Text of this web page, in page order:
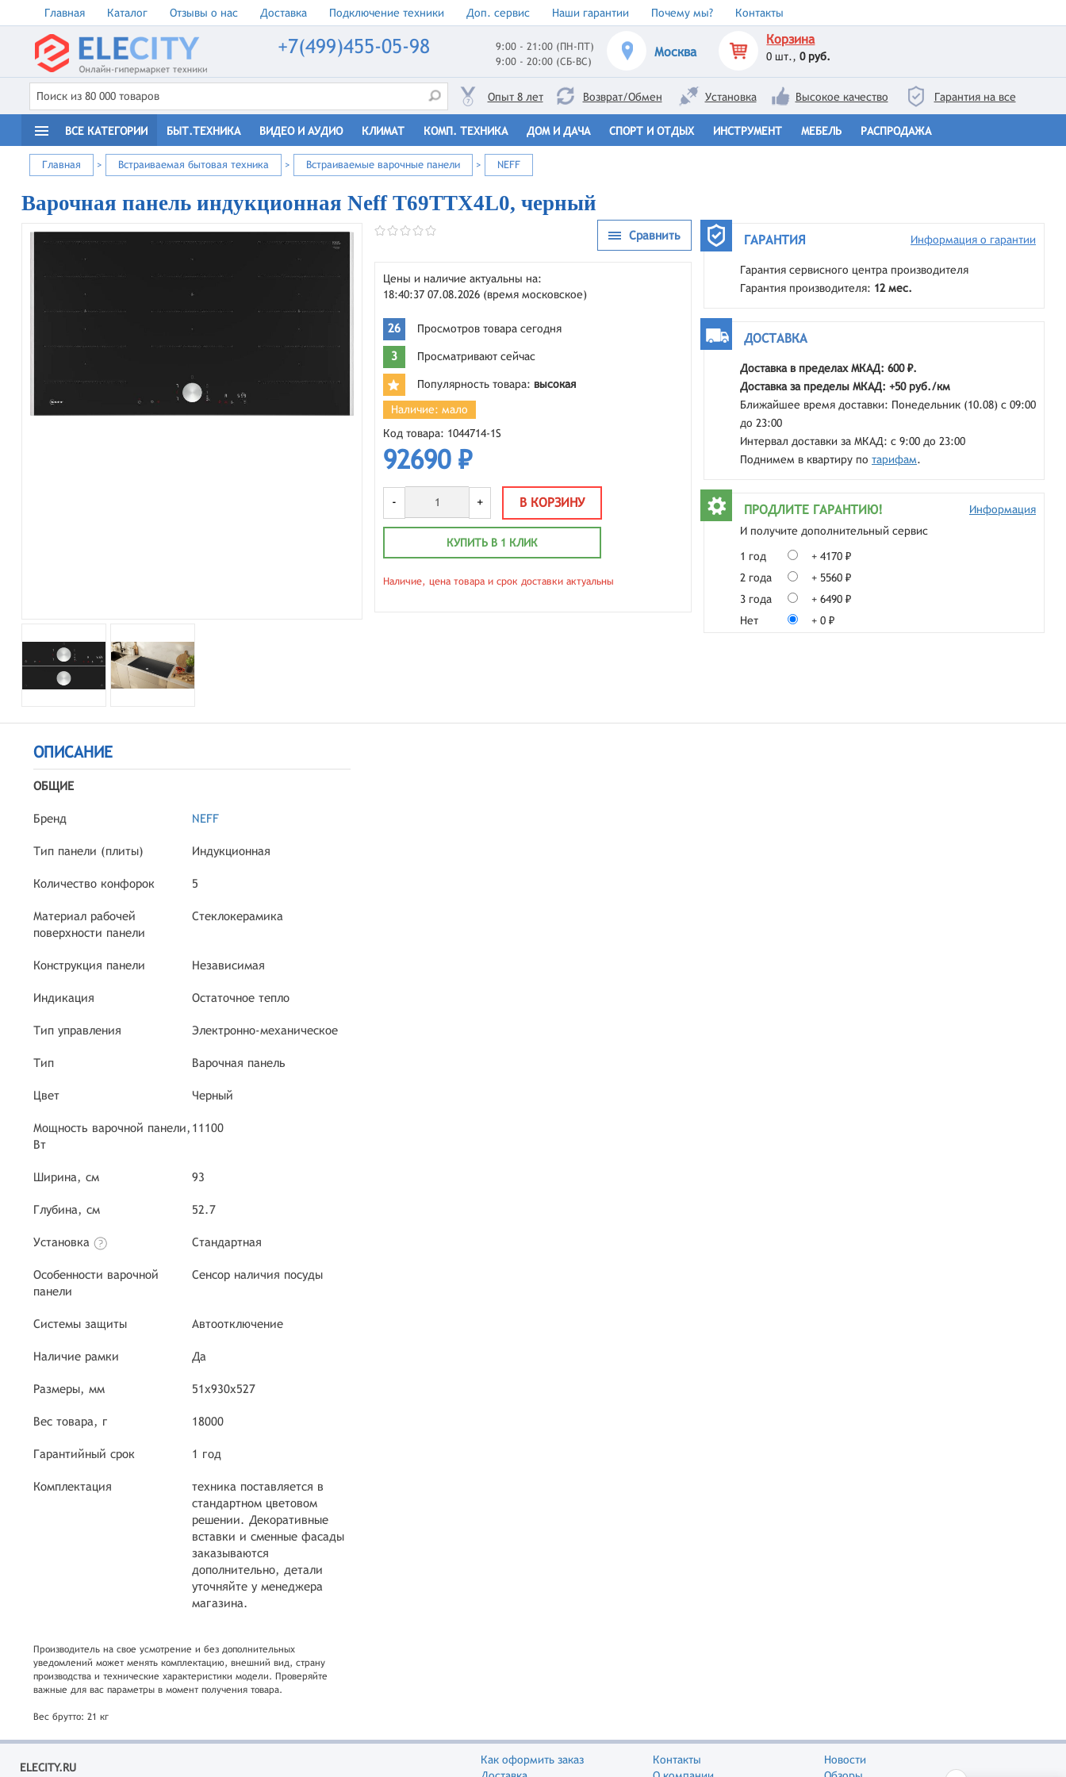
Главная Каталог Отзывы о нас Доставка Подключение техники Доп. сервис Наши гарантии Почему мы? Контакты
+7(499)455-05-98
9:00 - 21:00 (ПН-ПТ)
9:00 - 20:00 (СБ-ВС)
Москва
Корзина
0 шт.,0 руб.
Опыт 8 лет Возврат/Обмен Установка Высокое качество Гарантия на все
ВСЕ КАТЕГОРИИ БЫТ.ТЕХНИКА ВИДЕО И АУДИО КЛИМАТ КОМП. ТЕХНИКА ДОМ И ДАЧА СПОРТ И ОТДЫХ ИНСТРУМЕНТ МЕБЕЛЬ РАСПРОДАЖА
Главная > Встраиваемая бытовая техника > Встраиваемые варочные панели > NEFF
Варочная панель индукционная Neff T69TTX4L0, черный
Сравнить
Цены и наличие актуальны на:
18:40:37 07.08.2026 (время московское)
26 Просмотров товара сегодня
3 Просматривают сейчас
Популярность товара: высокая
Наличие: мало
Код товара: 1044714-1S
92690 ₽
- + В КОРЗИНУ
КУПИТЬ В 1 КЛИК
Наличие, цена товара и срок доставки актуальны
ГАРАНТИЯ Информация о гарантии
Гарантия сервисного центра производителя
Гарантия производителя: 12 мес.
ДОСТАВКА
Доставка в пределах МКАД: 600 ₽.
Доставка за пределы МКАД: +50 руб./км
Ближайшее время доставки: Понедельник (10.08) с 09:00
до 23:00
Интервал доставки за МКАД: с 9:00 до 23:00
Поднимем в квартиру по тарифам.
ПРОДЛИТЕ ГАРАНТИЮ!
И получите дополнительный сервис
Информация
1 год
+ 4170 ₽
2 года
+ 5560 ₽
3 года
+ 6490 ₽
Нет
+ 0 ₽
ОПИСАНИЕ
ОБЩИЕ
Бренд NEFF
Тип панели (плиты) Индукционная
Количество конфорок 5
Материал рабочей
поверхности панели
Стеклокерамика
Конструкция панели Независимая
Индикация Остаточное тепло
Тип управления Электронно-механическое
Тип Варочная панель
Цвет Черный
Мощность варочной панели,
Вт
11100
Ширина, см 93
Глубина, см 52.7
Установка Стандартная
Особенности варочной
панели
Сенсор наличия посуды
Системы защиты Автоотключение
Наличие рамки Да
Размеры, мм 51х930х527
Вес товара, г 18000
Гарантийный срок 1 год
Комплектация
техника поставляется в
стандартном цветовом
решении. Декоративные
вставки и сменные фасады
заказываются
дополнительно, детали
уточняйте у менеджера
магазина.
Производитель на свое усмотрение и без дополнительных
уведомлений может менять комплектацию, внешний вид, страну
производства и технические характеристики модели. Проверяйте
важные для вас параметры в момент получения товара.
Вес брутто: 21 кг
ELECITY.RU
Как оформить заказ
Контакты
Новости